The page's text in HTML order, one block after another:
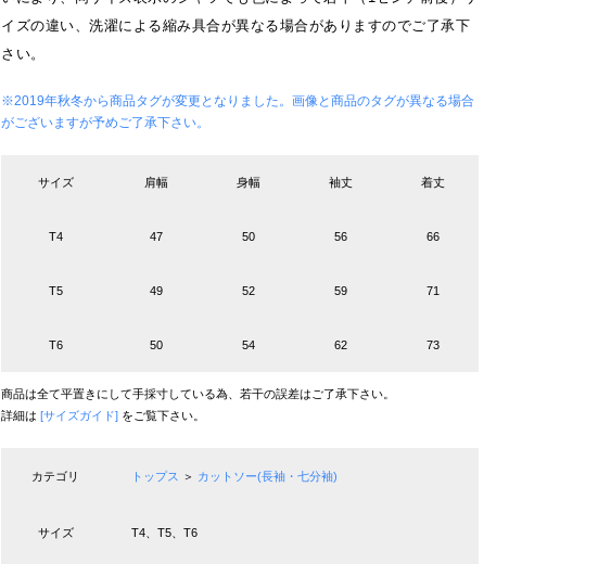
イズの違い、洗濯による縮み具合が異なる場合がありますのでご了承下
さい。
※2019年秋冬から商品タグが変更となりました。画像と商品のタグが異なる場合
がございますが予めご了承下さい。
サイズ 肩幅 身幅 袖丈 着丈
T4 47 50 56 66
T5 49 52 59 71
T6 50 54 62 73
商品は全て平置きにして手採寸している為、若干の誤差はご了承下さい。
詳細は [サイズガイド] をご覧下さい。
カテゴリ トップス ＞ カットソー(長袖・七分袖)
サイズ T4、T5、T6